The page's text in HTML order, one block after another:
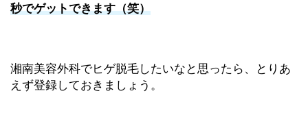
秒でゲットできます（笑）
湘南美容外科でヒゲ脱毛したいなと思ったら、とりあ
えず登録しておきましょう。